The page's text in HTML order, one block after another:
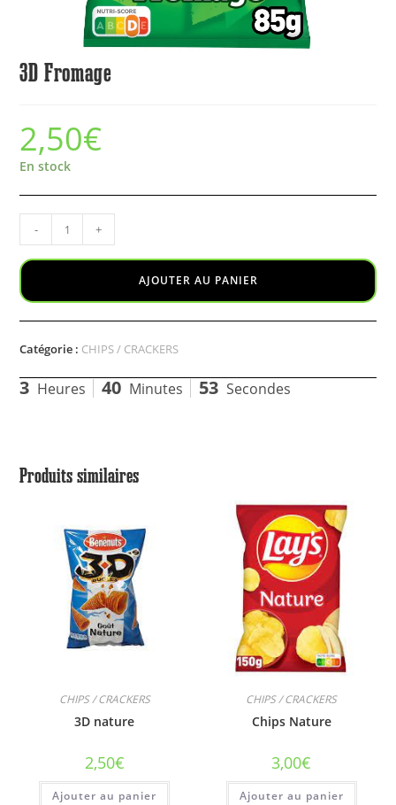
3D Fromage
2,50€
En stock
- +
AJOUTER AU PANIER
Catégorie : CHIPS / CRACKERS
3 Heures 40 Minutes 53 Secondes
Produits similaires
CHIPS / CRACKERS
3D nature
2,50€
Ajouter au panier
CHIPS / CRACKERS
Chips Nature
3,00€
Ajouter au panier